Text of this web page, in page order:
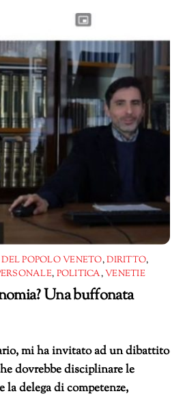
POPOLO VENETO,DIRITTO,
, POLITICA,VENETIE
Una buffonata
mi ha invitato ad un dibattito
dovrebbe disciplinare le
la delega di competenze,